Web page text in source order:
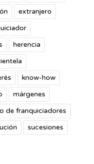
extranjero
herencia
know-how
márgenes
de franquiciadores
sucesiones